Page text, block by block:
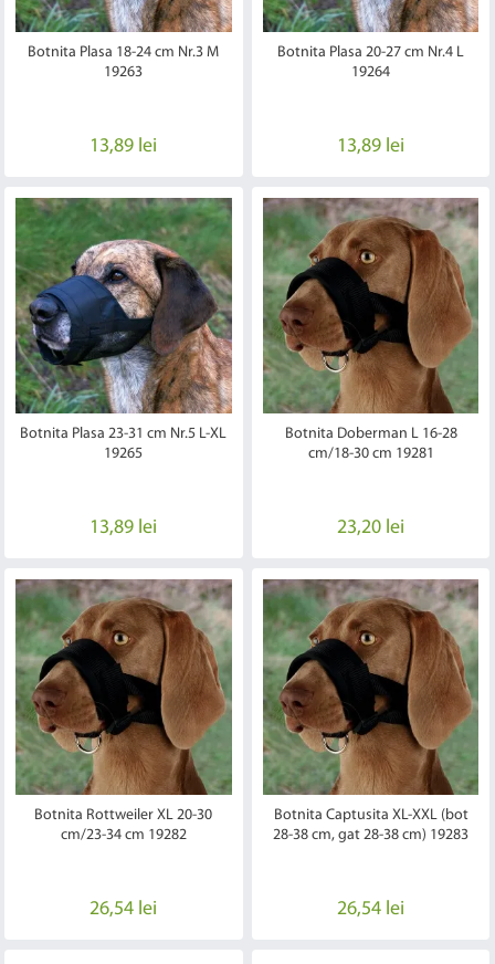
Botnita Plasa 18-24 cm Nr.3 M
19263
13,89 lei
Botnita Plasa 20-27 cm Nr.4 L
19264
13,89 lei
Botnita Plasa 23-31 cm Nr.5 L-XL
19265
13,89 lei
Botnita Doberman L 16-28
cm/18-30 cm 19281
23,20 lei
Botnita Rottweiler XL 20-30
cm/23-34 cm 19282
26,54 lei
Botnita Captusita XL-XXL (bot
28-38 cm, gat 28-38 cm) 19283
26,54 lei